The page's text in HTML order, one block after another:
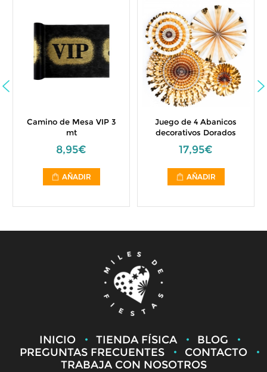
Camino de Mesa VIP 3
mt
8,95€
AÑADIR
Juego de 4 Abanicos
decorativos Dorados
17,95€
AÑADIR
INICIO TIENDA FÍSICA
BLOG
PREGUNTAS FRECUENTES
CONTACTO
TRABAJA CON NOSOTROS